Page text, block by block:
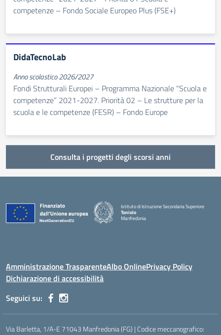
competenze – Fondo Sociale Europeo Plus (FSE+)
DidaTecnoLab
Anno scolastico 2026/2027
Fondi Strutturali Europei – Programma Nazionale “Scuola e
competenze” 2021-2027. Priorità 02 – Le strutture per la
scuola e le competenze (FESR) – Fondo Europe
Consulta i progetti degli scorsi anni
Istituto di Istruzione Secondaria Superiore
Toniolo
Manfredonia
Amministrazione TrasparenteAlbo OnlinePrivacy Policy
Dichiarazione di accessibilità
Seguici su:
Via Barletta, 1/A-E 71043 Manfredonia (FG) | Codice meccanografico: